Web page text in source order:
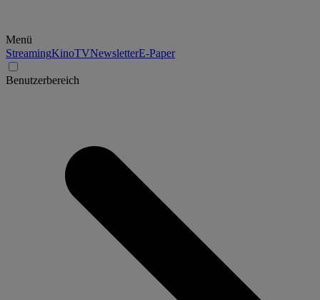
Menü
StreamingKinoTVNewsletterE-Paper
Benutzerbereich